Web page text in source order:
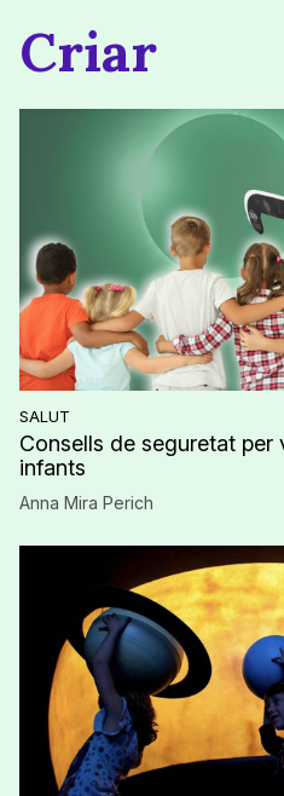
Criar
SALUT
Consells de seguretat per
infants
Anna Mira Perich